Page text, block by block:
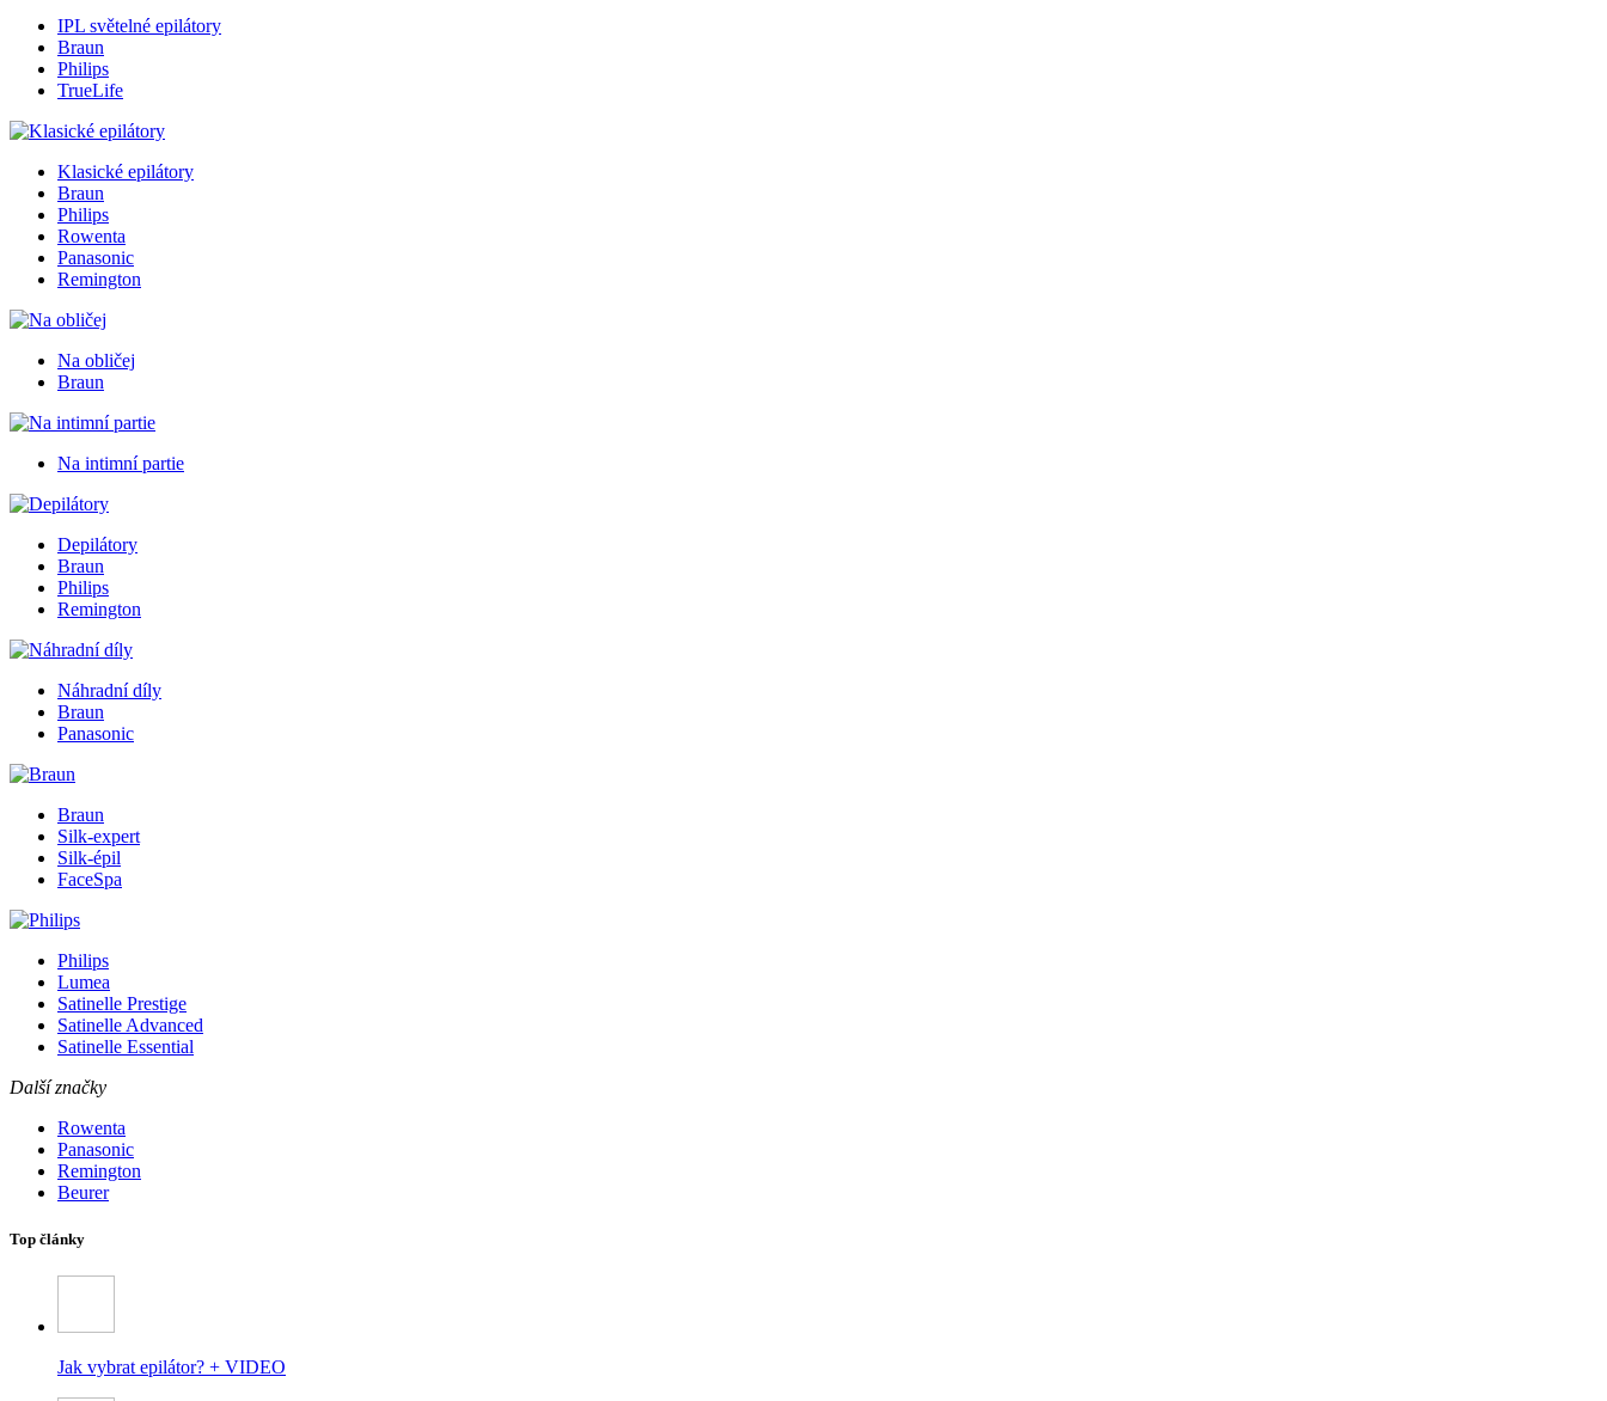
IPL světelné epilátory
Braun
Philips
TrueLife
Klasické epilátory
Braun
Philips
Rowenta
Panasonic
Remington
Na obličej
Braun
Na intimní partie
Depilátory
Braun
Philips
Remington
Náhradní díly
Braun
Panasonic
Braun
Silk-expert
Silk-épil
FaceSpa
Philips
Lumea
Satinelle Prestige
Satinelle Advanced
Satinelle Essential
Další značky
Rowenta
Panasonic
Remington
Beurer
Top články
Jak vybrat epilátor? + VIDEO